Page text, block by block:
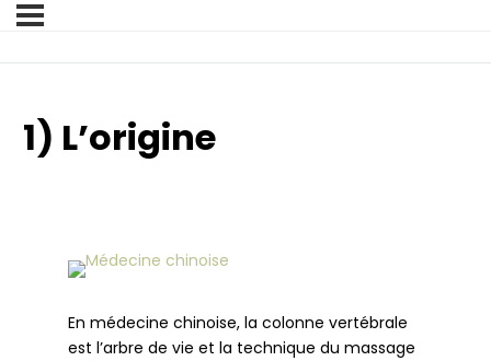
1) L’origine
En médecine chinoise, la colonne vertébrale
est l’arbre de vie et la technique du massage